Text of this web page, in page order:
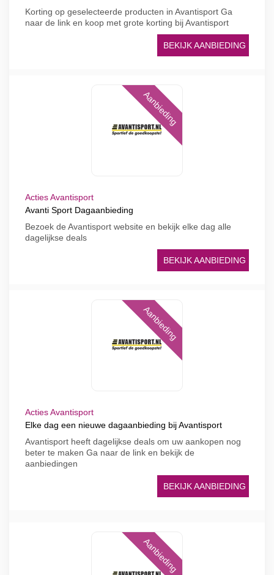
Korting op geselecteerde producten in Avantisport Ga
naar de link en koop met grote korting bij Avantisport
BEKIJK AANBIEDING
Aanbieding
Acties Avantisport
Avanti Sport Dagaanbieding
Bezoek de Avantisport website en bekijk elke dag alle
dagelijkse deals
BEKIJK AANBIEDING
Aanbieding
Acties Avantisport
Elke dag een nieuwe dagaanbieding bij Avantisport
Avantisport heeft dagelijkse deals om uw aankopen nog
beter te maken Ga naar de link en bekijk de
aanbiedingen
BEKIJK AANBIEDING
Aanbieding